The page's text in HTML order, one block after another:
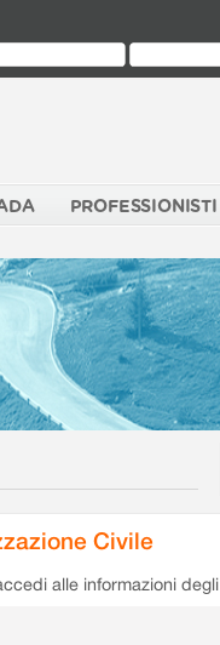
PROFESSIONISTI
Civile
alle informazioni